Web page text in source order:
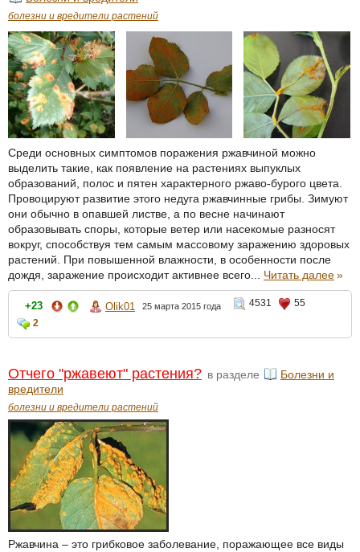
болезни и вредители растений
Среди основных симптомов поражения ржавчиной можно
выделить такие, как появление на растениях выпуклых
образований, полос и пятен характерного ржаво-бурого цвета.
Провоцируют развитие этого недуга ржавчинные грибы. Зимуют
они обычно в опавшей листве, а по весне начинают
образовывать споры, которые ветер или насекомые разносят
вокруг, способствуя тем самым массовому заражению здоровых
растений. При повышенной влажности, в особенности после
дождя, заражение происходит активнее всего... Читать далее»
+23 Olik01 25 марта 2015 года 4531
55
2
Отчего "ржавеют" растения? в разделе
Болезни и
вредители
болезни и вредители растений
Ржавчина – это грибковое заболевание, поражающее все виды